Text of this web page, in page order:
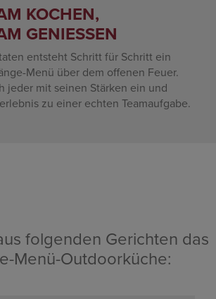
KOCHEN,
GENIESSEN
entsteht Schritt für Schritt ein
Menü über dem offenen Feuer.
jeder mit seinen Stärken ein und
zu einer echten Teamaufgabe.
fol­genden Gerichten das
Menü-Outdoor­küche: